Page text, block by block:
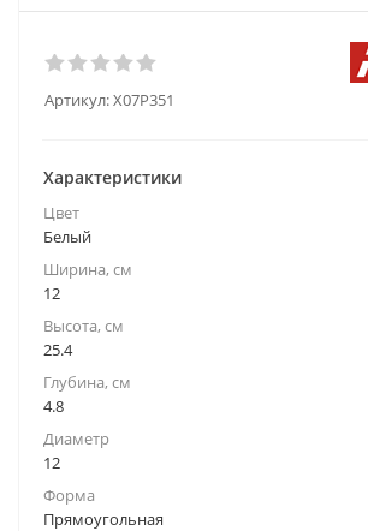
Артикул:X07P351
Характеристики
Цвет
Белый
Ширина, см
12
Высота, см
25.4
Глубина, см
4.8
Диаметр
12
Форма
Прямоугольная